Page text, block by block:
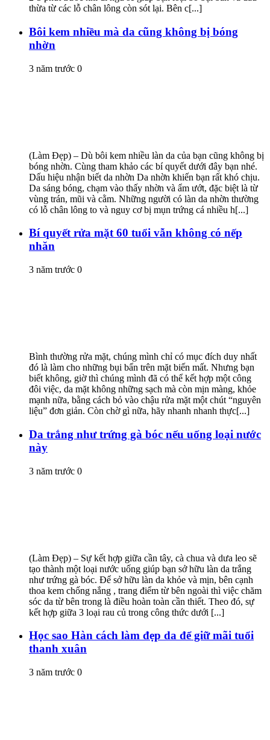
thừa từ các lỗ chân lông còn sót lại. Bên c[...]
Bôi kem nhiều mà da cũng không bị bóng
nhờn
3 năm trước 0
(Làm Đẹp) – Dù bôi kem nhiều làn da của bạn cũng không bị
bóng nhờn. Cùng tham khảo các bí quyết dưới đây bạn nhé.
Dấu hiệu nhận biết da nhờn Da nhờn khiến bạn rất khó chịu.
Da sáng bóng, chạm vào thấy nhờn và ẩm ướt, đặc biệt là từ
vùng trán, mũi và cằm. Những người có làn da nhờn thường
có lỗ chân lông to và nguy cơ bị mụn trứng cá nhiều h[...]
Bí quyết rửa mặt 60 tuổi vẫn không có nếp
nhăn
3 năm trước 0
Bình thường rửa mặt, chúng mình chỉ có mục đích duy nhất
đó là làm cho những bụi bẩn trên mặt biến mất. Nhưng bạn
biết không, giờ thì chúng mình đã có thể kết hợp một công
đôi việc, da mặt không những sạch mà còn mịn màng, khỏe
mạnh nữa, bằng cách bỏ vào chậu rửa mặt một chút “nguyên
liệu” đơn giản. Còn chờ gì nữa, hãy nhanh nhanh thực[...]
Da trắng như trứng gà bóc nếu uống loại nước
này
3 năm trước 0
(Làm Đẹp) – Sự kết hợp giữa cần tây, cà chua và dưa leo sẽ
tạo thành một loại nước uống giúp bạn sở hữu làn da trắng
như trứng gà bóc. Để sở hữu làn da khỏe và mịn, bên cạnh
thoa kem chống nắng , trang điểm từ bên ngoài thì việc chăm
sóc da từ bên trong là điều hoàn toàn cần thiết. Theo đó, sự
kết hợp giữa 3 loại rau củ trong công thức dưới [...]
Học sao Hàn cách làm đẹp da để giữ mãi tuổi
thanh xuân
3 năm trước 0